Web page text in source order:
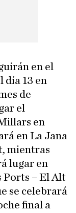
en el
día 13 en
de
el
en
en La Jana
mientras
lugar en
Ports – El Alt
se celebrará
final a